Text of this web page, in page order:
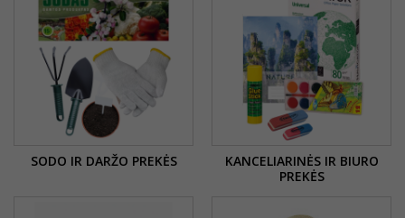
SODO IR DARŽO PREKĖS
KANCELIARINĖS IR BIURO
PREKĖS